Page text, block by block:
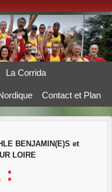
La Corrida
Contact et Plan
BENJAMIN(E)S et
LOIRE
: